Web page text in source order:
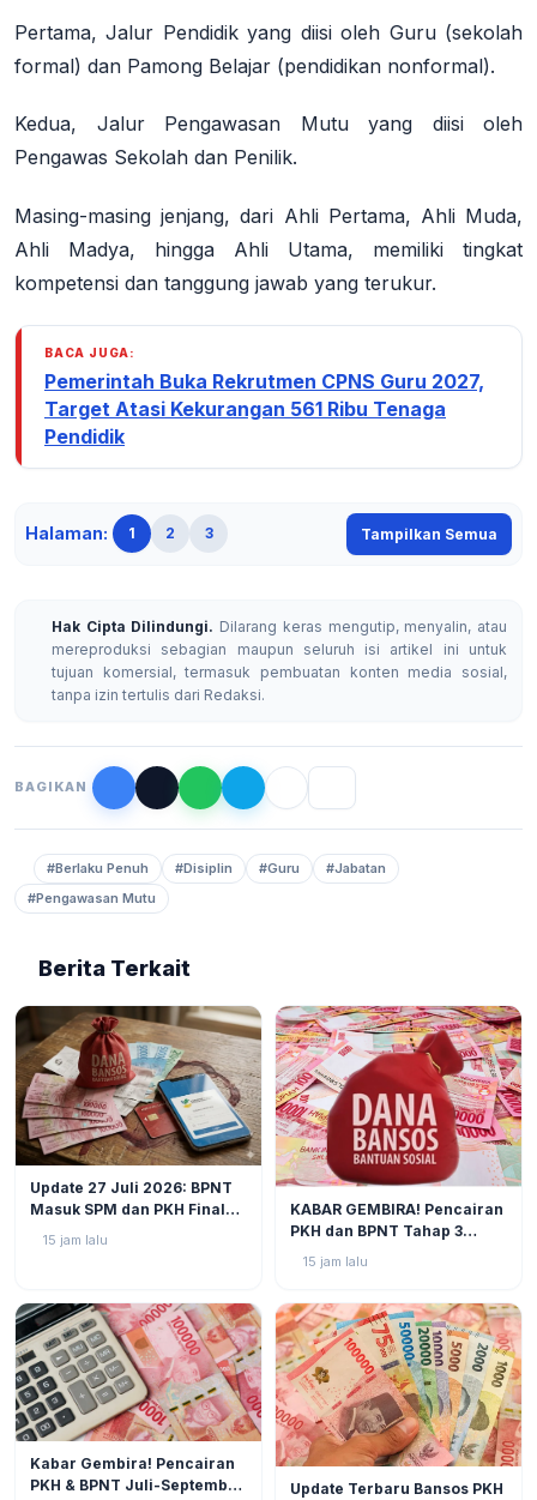
Pertama,Jalur Pendidikyang diisi oleh Guru (sekolah
formal) dan Pamong Belajar (pendidikan nonformal).
Kedua, Jalur Pengawasan Mutuyang diisi oleh
Pengawas Sekolah dan Penilik.
Masing-masing jenjang, dari Ahli Pertama, Ahli Muda,
Ahli Madya, hingga Ahli Utama, memiliki tingkat
kompetensi dan tanggung jawab yang terukur.
BACA JUGA:
Pemerintah Buka Rekrutmen CPNS Guru 2027,
Target Atasi Kekurangan 561 Ribu Tenaga
Pendidik
Halaman: 1 2 3 Tampilkan Semua
Hak Cipta Dilindungi. Dilarang keras mengutip, menyalin, atau
mereproduksi sebagian maupun seluruh isi artikel ini untuk
tujuan komersial, termasuk pembuatan konten media sosial,
tanpa izin tertulis dari Redaksi.
BAGIKAN
#Berlaku Penuh #Disiplin #Guru
#Jabatan
#Pengawasan Mutu
Berita Terkait
Update 27 Juli 2026: BPNT
Masuk SPM dan PKH Final
Closing, Kapan Uang Bansos
Rp600.000 Benar-benar
15 jam lalu
KABAR GEMBIRA! Pencairan
PKH dan BPNT Tahap 3
15 jam lalu
Kabar Gembira! Pencairan
PKH & BPNT Juli-September
Update Terbaru Bansos PKH